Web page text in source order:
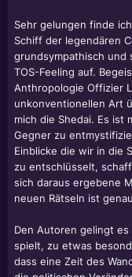
Sehr gelungen finde
Schiff der legendären
grundsympathisch und
TOS-Feeling auf.
Anthropologie Offizier
unkonventionellen Art
mich die Shedai. Es ist
Gegner zu
Einblicke die wir in die
zu entschlüsselt,
sich daraus ergebene
neuen Rätseln ist
Den Autoren gelingt es
spielt, zu etwas
dass eine Zeit des